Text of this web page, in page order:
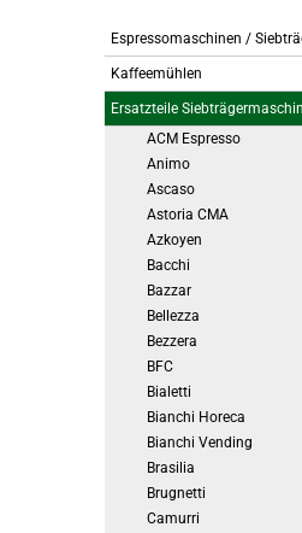
Espressomaschinen /
Kaffeemühlen
Ersatzteile
ACM Espresso
Animo
Ascaso
Astoria CMA
Azkoyen
Bacchi
Bazzar
Bellezza
Bezzera
BFC
Bialetti
Bianchi Horeca
Bianchi Vending
Brasilia
Brugnetti
Camurri